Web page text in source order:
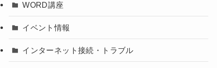
WORD講座
イベント情報
インターネット接続・トラブル